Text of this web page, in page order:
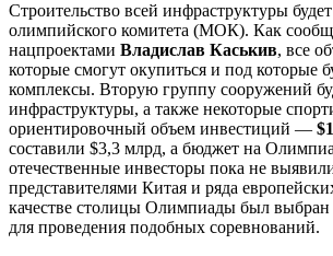
Строительство всей инфраструктуры
олимпийского комитета (МОК). Как
нацпроектами Владислав Каськив, все
которые смогут окупиться и под
комплексы. Вторую группу сооружений
инфраструктуры, а также некоторые
ориентировочный объем инвестиций —
составили $3,3 млрд, а бюджет на
отечественные инвесторы пока не
представителями Китая и ряда
качестве столицы Олимпиады был выбран
для проведения подобных соревнований.